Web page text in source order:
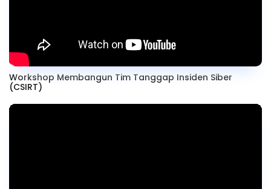
Workshop Membangun Tim Tanggap Insiden Siber
(CSIRT)